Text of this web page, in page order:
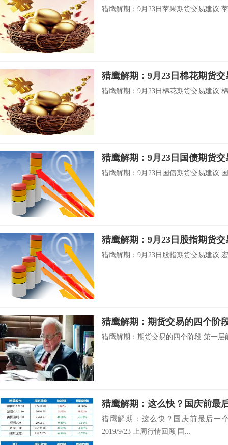
猎鹰解期：9月23日苹果期货交易建议
猎鹰解期：9月23日棉花期货交
猎鹰解期：9月23日棉花期货交易建议
猎鹰解期：9月23日国债期货交
猎鹰解期：9月23日国债期货交易建议
猎鹰解期：9月23日股指期货交
猎鹰解期：9月23日股指期货交易建议
猎鹰解期：期货交易的四个阶
猎鹰解期：期货交易的四个阶段 第一
猎鹰解期：这么快？国庆前最后一
2019/9/23 上周行情回顾 国...